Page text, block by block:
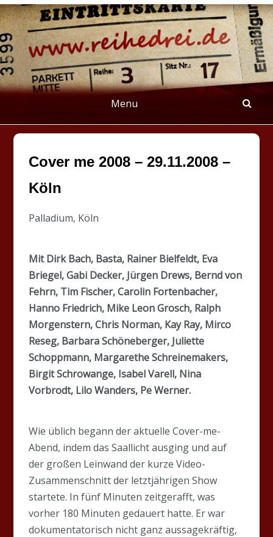
Skip
to
contentREIHEDREI
Berichte über Groß- und Kleinkunst
Menu
Cover me 2008 – 29.11.2008 –
Köln
Palladium, Köln
Mit Dirk Bach, Basta, Rainer Bielfeldt, Eva
Briegel, Gabi Decker, Jürgen Drews, Bernd von
Fehrn, Tim Fischer, Carolin Fortenbacher,
Hanno Friedrich, Mike Leon Grosch, Ralph
Morgenstern, Chris Norman, Kay Ray, Mirco
Reseg, Barbara Schöneberger, Juliette
Schoppmann, Margarethe Schreinemakers,
Birgit Schrowange, Isabel Varell, Nina
Vorbrodt, Lilo Wanders, Pe Werner.
Wie üblich begann der aktuelle Cover-me-
Abend, indem das Saallicht ausging und auf
der großen Leinwand der kurze Video-
Zusammenschnitt der letztjährigen Show
startete. In fünf Minuten zeitgerafft, was
vorher 180 Minuten gedauert hatte. Er war
dokumentatorisch nicht ganz aussagekräftig,